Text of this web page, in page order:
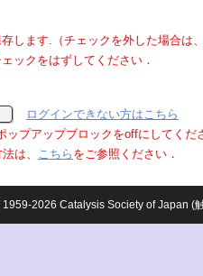
します.（チェックを外した場合は
ックをはずしてください．
ログインできない方はこちら
ップアップブロックをoffにしてくだ
は、 こちら をご参照ください．
2026 Catalysis Society of Japan (